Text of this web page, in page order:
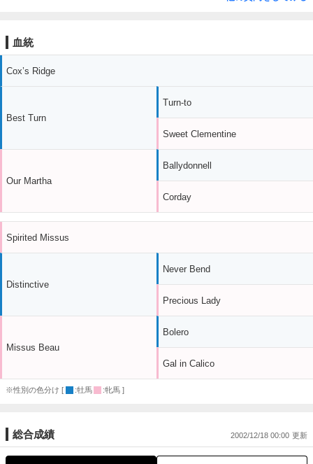
血統
Cox’s Ridge
Best Turn
Our Martha
Turn-to
Sweet Clementine
Ballydonnell
Corday
Spirited Missus
Distinctive
Missus Beau
Never Bend
Precious Lady
Bolero
Gal in Calico
※性別の色分け [ :牡馬 :牝馬 ]
総合成績 2002/12/18 00:00